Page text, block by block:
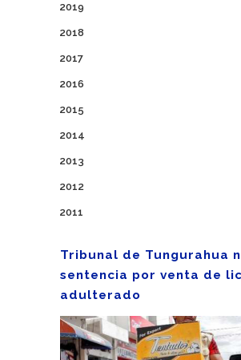
2019
2018
2017
2016
2015
2014
2013
2012
2011
Tribunal de Tungurahua
sentencia por venta de
adulterado